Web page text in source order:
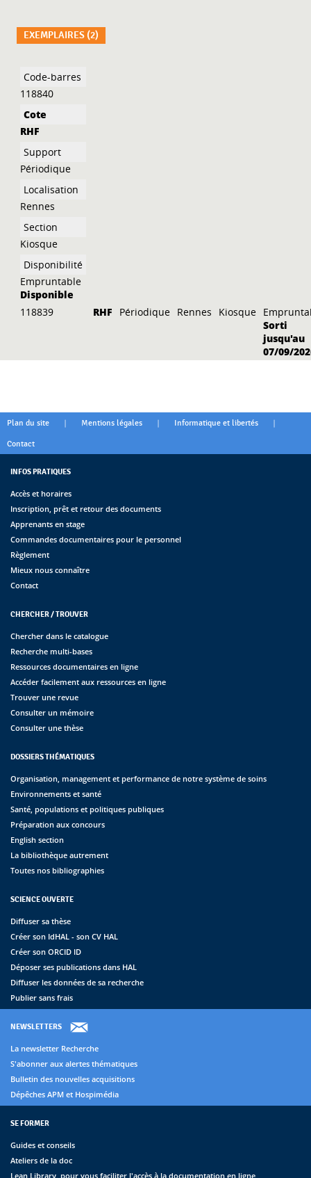
EXEMPLAIRES (2)
Liste des exemplaires
118840
RHF
Périodique
Rennes
Kiosque
Empruntable
Disponible
118839
RHF Périodique Rennes Kiosque
Sorti
jusqu'au
07/09/
Plan du site | Mentions légales | Informatique et libertés |
Contact
INFOS PRATIQUES
Accès et horaires
Inscription, prêt et retour des documents
Apprenants en stage
Commandes documentaires pour le personnel
Règlement
Mieux nous connaître
Contact
CHERCHER / TROUVER
Chercher dans le catalogue
Recherche multi-bases
Ressources documentaires en ligne
Accéder facilement aux ressources en ligne
Trouver une revue
Consulter un mémoire
Consulter une thèse
DOSSIERS THÉMATIQUES
Organisation, management et performance de notre système de soins
Environnements et santé
Santé, populations et politiques publiques
Préparation aux concours
English section
La bibliothèque autrement
Toutes nos bibliographies
SCIENCE OUVERTE
Diffuser sa thèse
Créer son IdHAL - son CV HAL
Créer son ORCID ID
Déposer ses publications dans HAL
Diffuser les données de sa recherche
Publier sans frais
NEWSLETTERS
La newsletter Recherche
S'abonner aux alertes thématiques
Bulletin des nouvelles acquisitions
Dépêches APM et Hospimédia
SE FORMER
Guides et conseils
Ateliers de la doc
Lean Library, pour vous faciliter l'accès à la documentation en ligne